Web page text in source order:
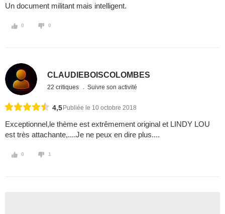
Un document militant mais intelligent.
0 0
CLAUDIEBOISCOLOMBES
22 critiques Suivre son activité
4,5 Publiée le 10 octobre 2018
Exceptionnel,le thème est extrêmement original et LINDY LOU
est très attachante,....Je ne peux en dire plus....
0 1